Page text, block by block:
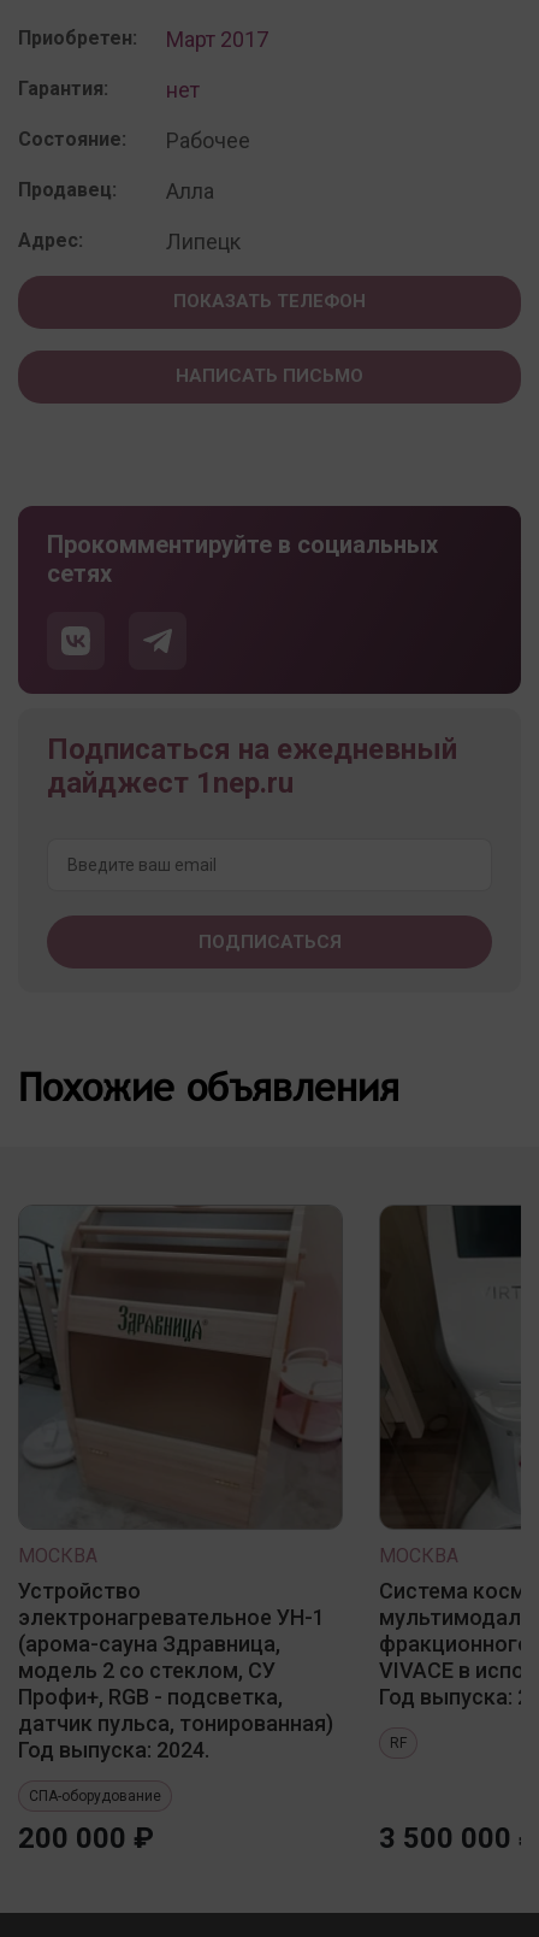
Приобретен: Март 2017
Гарантия: нет
Состояние: Рабочее
Продавец: Алла
Адрес: Липецк
ПОКАЗАТЬ ТЕЛЕФОН
НАПИСАТЬ ПИСЬМО
Прокомментируйте в социальных
сетях
Подписаться на ежедневный
дайджест 1nep.ru
Похожие объявления
МОСКВА
Устройство
электронагревательное УН-1
(арома-сауна Здравница,
модель 2 со стеклом, СУ
Профи+, RGB - подсветка,
датчик пульса, тонированная)
Год выпуска: 2024.
СПА-оборудование
200 000 ₽
МОСКВА
Система
фракционного
VIVACE в
Год выпуска:
RF
3 500 000 ₽